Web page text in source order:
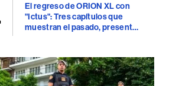
El regreso de ORION XL con
"Ictus": Tres capítulos que
muestran el pasado, presente